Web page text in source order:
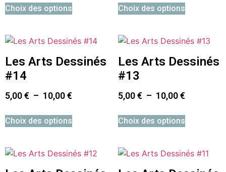
Choix des options Choix des options
Les Arts Dessinés
#14
5,00€ – 10,00€
Choix des options
Les Arts Dessinés
#13
5,00€ – 10,00€
Choix des options